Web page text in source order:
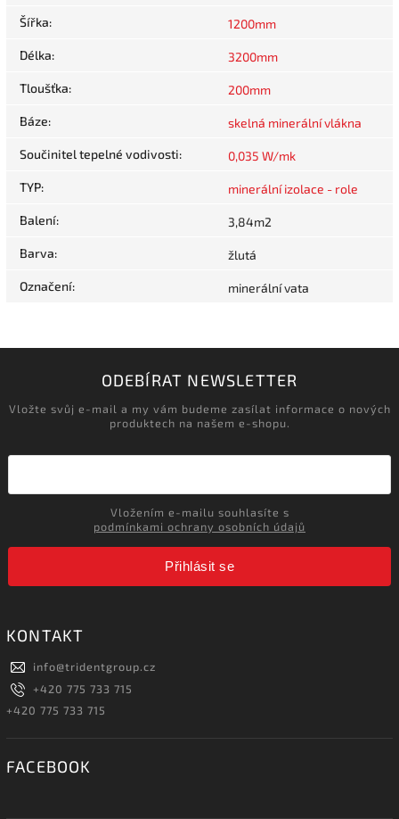
Šířka: 1200mm
Délka: 3200mm
Tloušťka: 200mm
Báze: skelná minerální vlákna
Součinitel tepelné vodivosti: 0,035 W/mk
TYP: minerální izolace - role
Balení: 3,84m2
Barva: žlutá
Označení: minerální vata
ODEBÍRAT NEWSLETTER
Vložte svůj e-mail a my vám budeme zasílat informace o nových
produktech na našem e-shopu.
podmínkami ochrany osobních údajů
Přihlásit se
KONTAKT
info@tridentgroup.cz
+420 775 733 715
+420 775 733 715
FACEBOOK